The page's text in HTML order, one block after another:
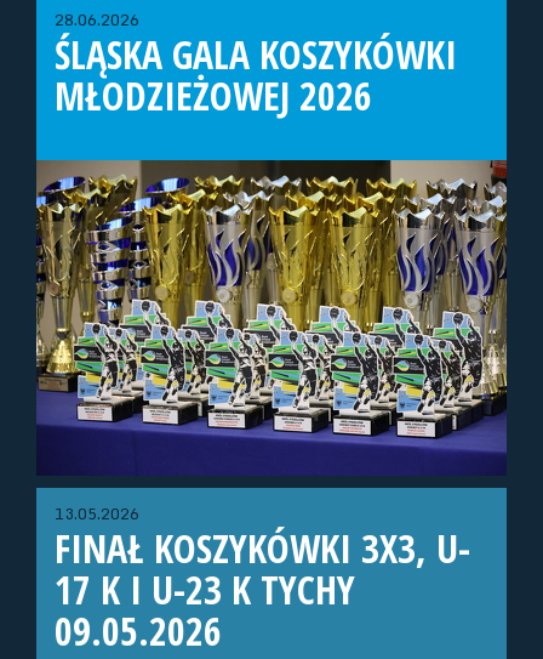
28.06.2026
ŚLĄSKA GALA KOSZYKÓWKI
MŁODZIEŻOWEJ 2026
13.05.2026
FINAŁ KOSZYKÓWKI 3X3, U-
17 K I U-23 K TYCHY
09.05.2026